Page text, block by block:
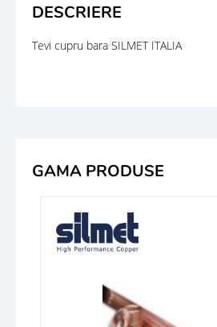
DESCRIERE
Tevi cupru bara SILMET ITALIA
GAMA PRODUSE